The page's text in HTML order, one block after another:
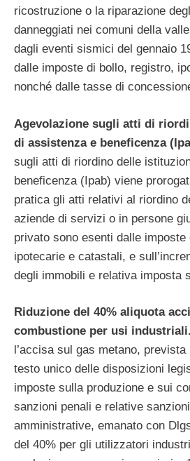
ricostruzione o la riparazione
danneggiati nei comuni della
dagli eventi sismici del gennaio
dalle imposte di bollo, registro,
nonché dalle tasse di
Agevolazione sugli atti di
di assistenza e beneficenza
sugli atti di riordino delle
beneficenza (Ipab) viene
pratica gli atti relativi al riordino
aziende di servizi o in persone
privato sono esenti dalle imposte
ipotecarie e catastali, e
degli immobili e relativa imposta
Riduzione del 40% aliquota
combustione per usi industriali.
l’accisa sul gas metano, prevista
testo unico delle disposizioni
imposte sulla produzione e sui
sanzioni penali e relative
amministrative, emanato con
del 40% per gli utilizzatori